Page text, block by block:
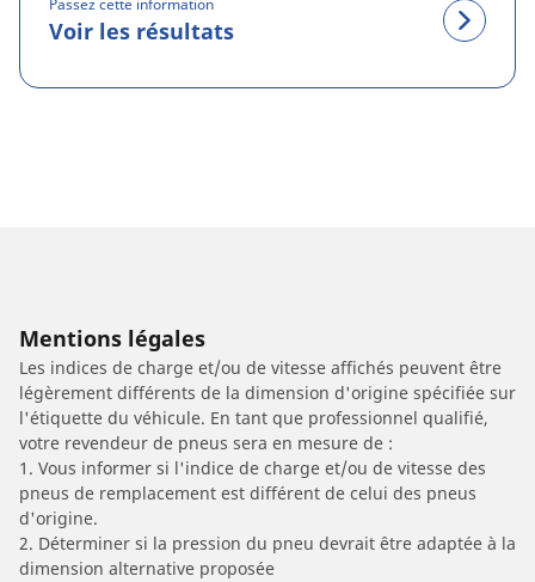
Voir les résultats
Mentions légales
Les indices de charge et/ou de vitesse affichés peuvent être
légèrement différents de la dimension d'origine spécifiée sur
l'étiquette du véhicule. En tant que professionnel qualifié,
votre revendeur de pneus sera en mesure de :
1. Vous informer si l'indice de charge et/ou de vitesse des
pneus de remplacement est différent de celui des pneus
d'origine.
2. Déterminer si la pression du pneu devrait être adaptée à la
dimension alternative proposée